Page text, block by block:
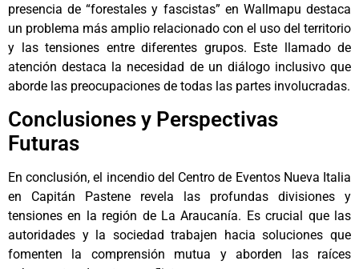
presencia de “forestales y fascistas” en Wallmapu destaca
un problema más amplio relacionado con el uso del territorio
y las tensiones entre diferentes grupos. Este llamado de
atención destaca la necesidad de un diálogo inclusivo que
aborde las preocupaciones de todas las partes involucradas.
Conclusiones y Perspectivas
Futuras
En conclusión, el incendio del Centro de Eventos Nueva Italia
en Capitán Pastene revela las profundas divisiones y
tensiones en la región de La Araucanía. Es crucial que las
autoridades y la sociedad trabajen hacia soluciones que
fomenten la comprensión mutua y aborden las raíces